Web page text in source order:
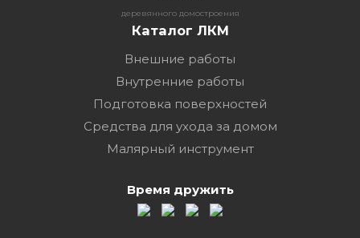
деревянного домостроения
Каталог ЛКМ
Внешние работы
Внутренние работы
Подготовка поверхностей
Средства для ухода за домом
Малярный инструмент
Время дружить